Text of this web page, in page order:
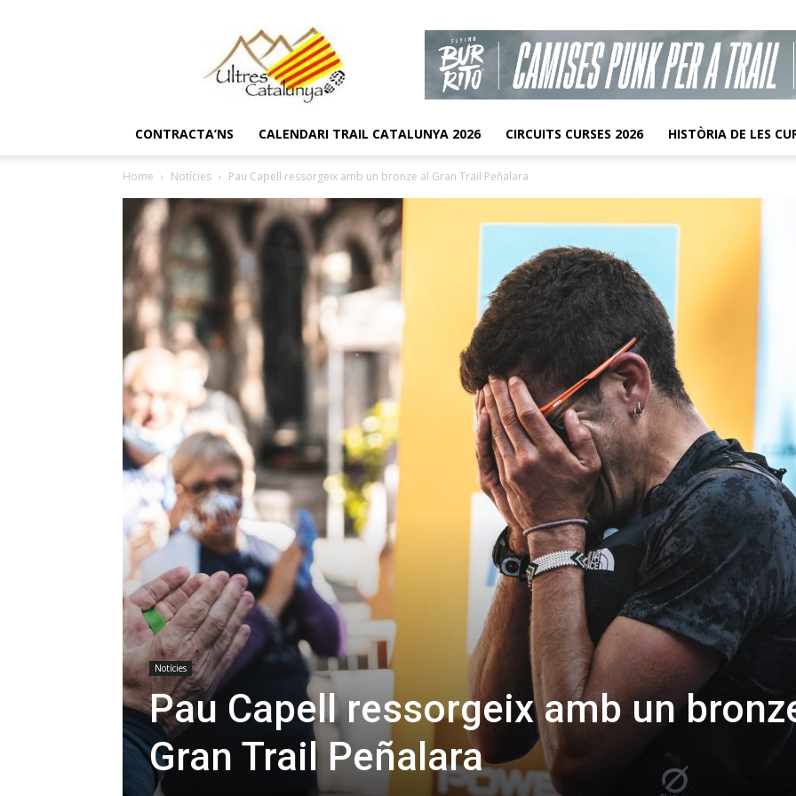
CONTRACTA’NS CALENDARI TRAIL CATALUNYA 2026 CIRCUITS CURSES 2026 HISTÒRIA DE LES
Home Notícies Pau Capell ressorgeix amb un bronze al Gran Trail Peñalara
Notícies
Pau Capell ressorgeix amb un
Gran Trail Peñalara